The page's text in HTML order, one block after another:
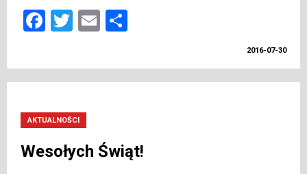
Facebook
Twitter
Email
2016-07-30
AKTUALNOŚCI
Wesołych Świąt!